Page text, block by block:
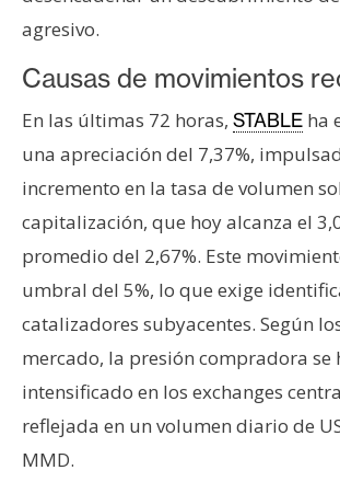
o
t
a
c
t
o
y
P
u
b
l
i
c
agresivo.
Causas de movimientos
En las últimas 72 horas, STABLE ha
una apreciación del 7,37%,
incremento en la tasa de volumen
capitalización, que hoy alcanza el
promedio del 2,67%. Este
umbral del 5%, lo que exige
catalizadores subyacentes. Según
mercado, la presión compradora se
intensificado en los exchanges
reflejada en un volumen diario de
MMD.